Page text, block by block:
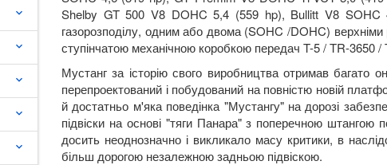
keyboard_arrow_down
keyboard_arrow_down
keyboard_arrow_down
keyboard_arrow_down
keyboard_arrow_down
Shelby GT 500 V8 DOHC 5,4 (559 hp), Bullitt V8 SOHC
газорозподілу, одним або двома (SOHC /DOHC)
ступінчатою механічною коробкою передач T-5 / TR-3650
Мустанг за історію свого виробництва отримав багато
перепроектований і побудований на повністю новій
й достатньо м'яка поведінка "Мустангу" на дорозі
підвіски на основі "тяги Панара" з поперечною
досить неоднозначно і викликало масу критики, в
більш дорогою незалежною задньою підвіскою.